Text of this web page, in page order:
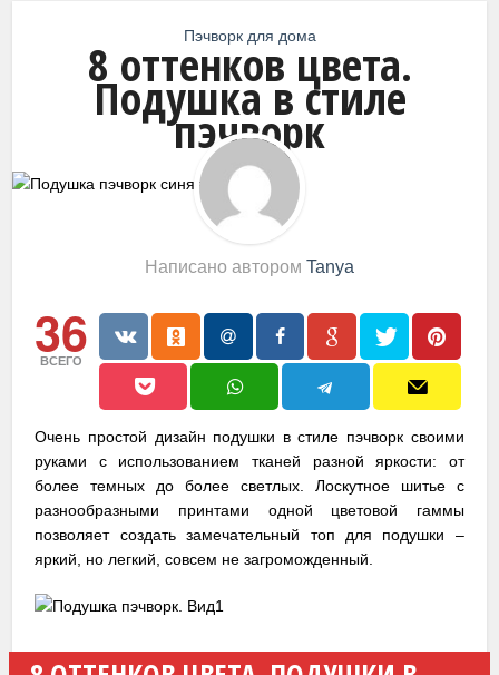
Пэчворк для дома
8 оттенков цвета.
Подушка в стиле
пэчворк
Написано автором Tanya
36
ВСЕГО
Очень простой дизайн подушки в стиле пэчворк своими
руками с использованием тканей разной яркости: от
более темных до более светлых. Лоскутное шитье с
разнообразными принтами одной цветовой гаммы
позволяет создать замечательный топ для подушки –
яркий, но легкий, совсем не загроможденный.